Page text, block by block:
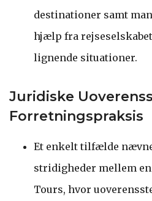
destinationer samt
hjælp fra
lignende situationer.
Juridiske
Forretningspraksis
Et enkelt tilfælde
stridigheder mellem
Tours, hvor